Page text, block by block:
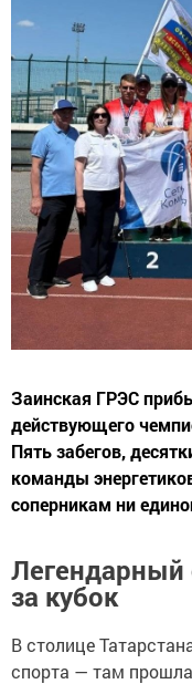
Заинская ГРЭС
действующего
Пять забегов,
команды
соперникам ни
Легендарный
за кубок
В столице
спорта — там прошла